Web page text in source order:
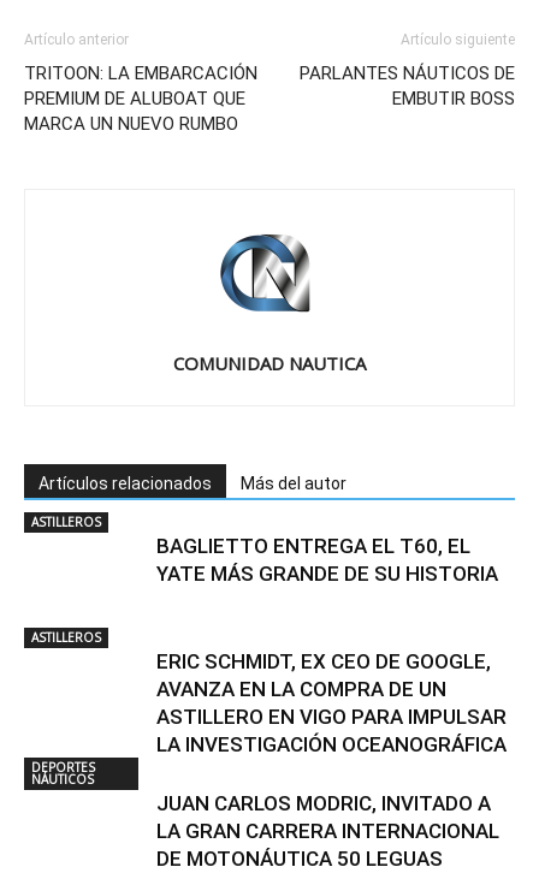
Artículo anterior
TRITOON: LA EMBARCACIÓN
PREMIUM DE ALUBOAT QUE
MARCA UN NUEVO RUMBO
Artículo siguiente
PARLANTES NÁUTICOS DE
EMBUTIR BOSS
COMUNIDAD NAUTICA
Artículos relacionados Más del autor
ASTILLEROS
BAGLIETTO ENTREGA EL T60, EL
YATE MÁS GRANDE DE SU HISTORIA
ASTILLEROS
ERIC SCHMIDT, EX CEO DE GOOGLE,
AVANZA EN LA COMPRA DE UN
ASTILLERO EN VIGO PARA IMPULSAR
LA INVESTIGACIÓN OCEANOGRÁFICA
DEPORTES
NÁUTICOS
JUAN CARLOS MODRIC, INVITADO A
LA GRAN CARRERA INTERNACIONAL
DE MOTONÁUTICA 50 LEGUAS